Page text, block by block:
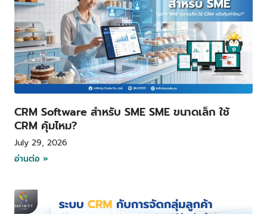
CRM Software สำหรับ SME SME ขนาดเล็ก ใช้
CRM คุ้มไหม?
July 29, 2026
อ่านต่อ »